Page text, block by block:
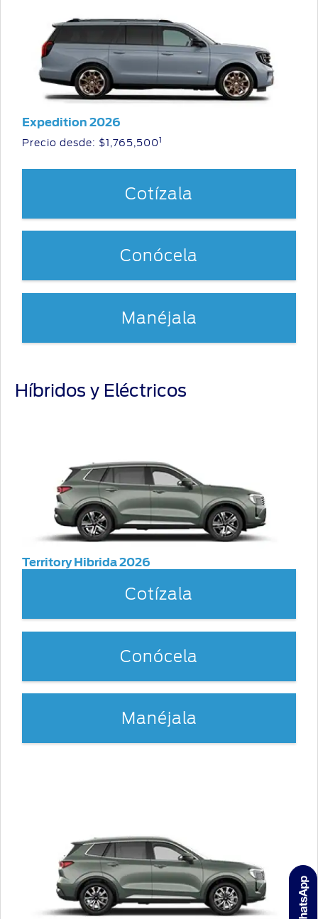
Expedition 2026
Precio desde: $1,765,500
Cotízala
Conócela
Manéjala
Híbridos y Eléctricos
Territory Hibrida 2026
Cotízala
Conócela
Manéjala